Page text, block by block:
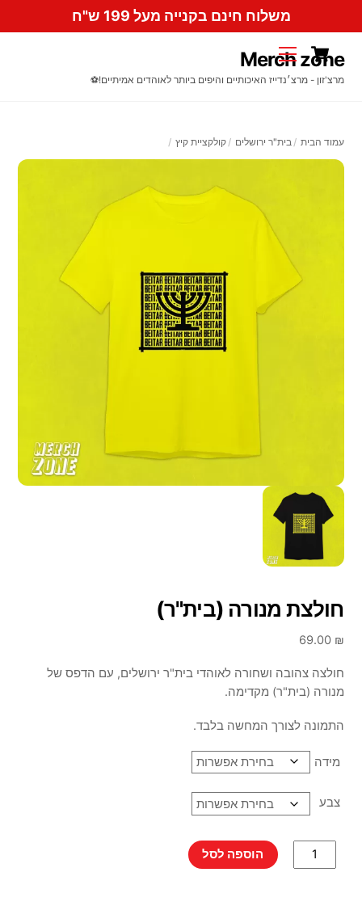
content
משלוח חינם בקנייה מעל 199 ש"ח
MenuCart
Merch zone
מרצ'זון - מרצ׳נדייז האיכותיים והיפים ביותר לאוהדים אמיתיים!⚽️
עמוד הבית בית"ר ירושלים קולקציית קיץ
חולצת מנורה (בית"ר)
69.00 ₪
חולצה צהובה ושחורה לאוהדי בית"ר ירושלים, עם הדפס של
מנורה (בית"ר) מקדימה.
התמונה לצורך המחשה בלבד.
מידה
צבע
של
הוספה לסל